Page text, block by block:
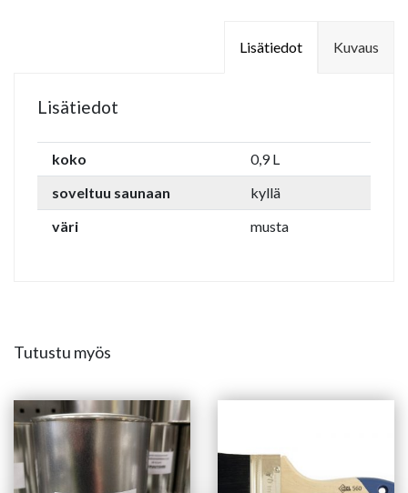
Kuvaus
Lisätiedot
Lisätiedot
koko
0,9 L
soveltuu saunaan
kyllä
väri
musta
Tutustu myös